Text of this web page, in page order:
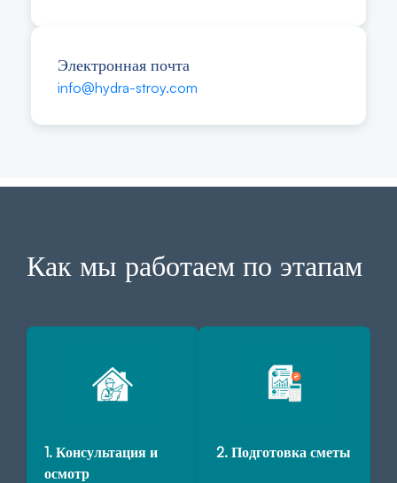
Электронная почта
info@hydra-stroy.com
Как мы работаем по этапам
1. Консультация и
осмотр
2. Подготовка сметы